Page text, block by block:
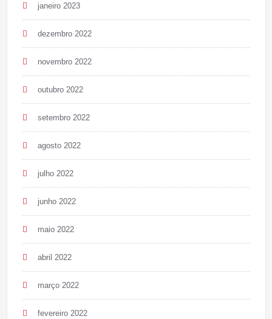
janeiro 2023
dezembro 2022
novembro 2022
outubro 2022
setembro 2022
agosto 2022
julho 2022
junho 2022
maio 2022
abril 2022
março 2022
fevereiro 2022